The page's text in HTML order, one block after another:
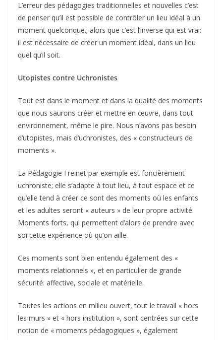
L’erreur des pédagogies traditionnelles et nouvelles c’est
de penser qu’il est possible de contrôler un lieu idéal à un
moment quelconque.; alors que c’est l’inverse qui est vrai:
il est nécessaire de créer un moment idéal, dans un lieu
quel qu’il soit.
Utopistes contre Uchronistes
Tout est dans le moment et dans la qualité des moments
que nous saurons créer et mettre en œuvre, dans tout
environnement, même le pire. Nous n’avons pas besoin
d’utopistes, mais d’uchronistes, des « constructeurs de
moments ».
La Pédagogie Freinet par exemple est foncièrement
uchroniste; elle s’adapte à tout lieu, à tout espace et ce
qu’elle tend à créer ce sont des moments où les enfants
et les adultes seront « auteurs » de leur propre activité.
Moments forts, qui permettent d’alors de prendre avec
soi cette expérience où qu’on aille.
Ces moments sont bien entendu également des «
moments relationnels », et en particulier de grande
sécurité: affective, sociale et matérielle.
Toutes les actions en milieu ouvert, tout le travail « hors
les murs » et « hors institution », sont centrées sur cette
notion de « moments pédagogiques », également